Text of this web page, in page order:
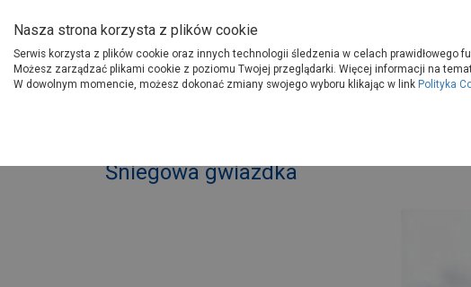
Produkty
O Grupie PSB
Gdzie kupisz
Śniegowa gwiazdka
Nasza strona korzysta z plików cookie
Serwis korzysta z plików cookie oraz innych technologii śledzenia w celach
Możesz zarządzać plikami cookie z poziomu Twojej przeglądarki. Więcej informacji na
W dowolnym momencie, możesz dokonać zmiany swojego wyboru klikając w link Polityka